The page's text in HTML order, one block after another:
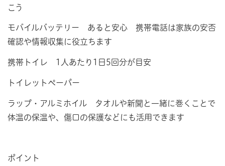
こう
モバイルバッテリー あると安心 携帯電話は家族の安否
確認や情報収集に役立ちます
携帯トイレ 1人あたり1日5回分が目安
トイレットペーパー
ラップ・アルミホイル タオルや新聞と一緒に巻くことで
体温の保温や、傷口の保護などにも活用できます
ポイント